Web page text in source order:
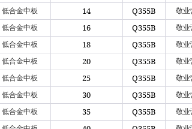
低合金中板 14 Q355B 敬业
低合金中板 16 Q355B 敬业
低合金中板 18 Q355B 敬业
低合金中板 20 Q355B 敬业
低合金中板 25 Q355B 敬业
低合金中板 30 Q355B 敬业
低合金中板 35 Q355B 敬业